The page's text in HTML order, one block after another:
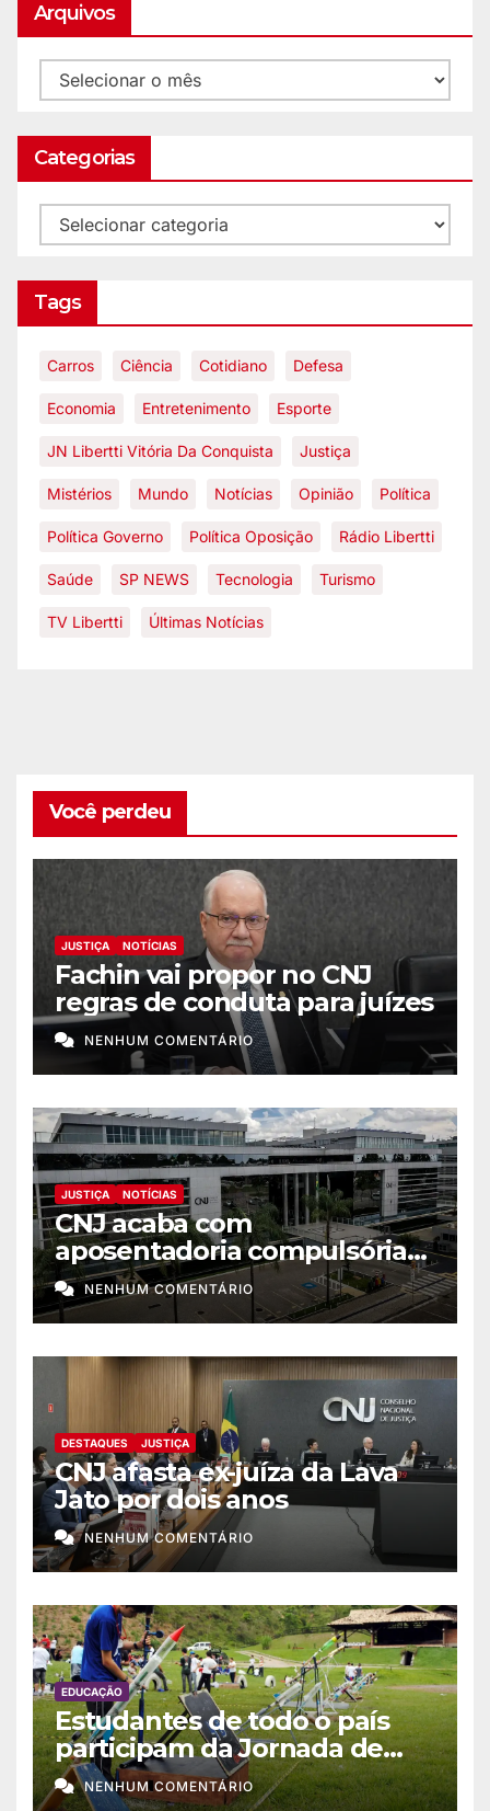
Arquivos
Categorias
Tags
Carros Ciência Cotidiano Defesa
Economia Entretenimento Esporte
JN Libertti Vitória Da Conquista Justiça
Mistérios Mundo Notícias Opinião Política
Política Governo Política Oposição Rádio Libertti
Saúde SP NEWS Tecnologia Turismo
TV Libertti Últimas Notícias
Você perdeu
JUSTIÇA NOTÍCIAS
Fachin vai propor no CNJ
regras de conduta para juízes
NENHUM COMENTÁRIO
JUSTIÇA NOTÍCIAS
CNJ acaba com
aposentadoria compulsória
como punição máxima para
juiz
NENHUM COMENTÁRIO
DESTAQUES JUSTIÇA
CNJ afasta ex-juíza da Lava
Jato por dois anos
NENHUM COMENTÁRIO
EDUCAÇÃO
Estudantes de todo o país
participam da Jornada de
Foguetes 2026
NENHUM COMENTÁRIO